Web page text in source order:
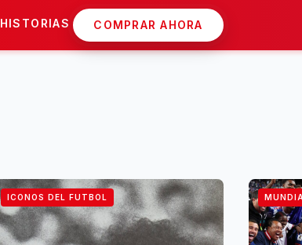
HISTORIAS COMPRAR AHORA
ICONOS DEL FUTBOL